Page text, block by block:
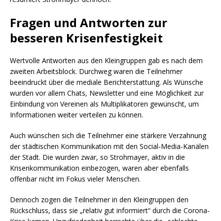
Fragen und Antworten zur
besseren Krisenfestigkeit
Wertvolle Antworten aus den Kleingruppen gab es nach dem
zweiten Arbeitsblock. Durchweg waren die Teilnehmer
beeindruckt über die mediale Berichterstattung. Als Wünsche
wurden vor allem Chats, Newsletter und eine Möglichkeit zur
Einbindung von Vereinen als Multiplikatoren gewünscht, um
Informationen weiter verteilen zu können.
Auch wünschen sich die Teilnehmer eine stärkere Verzahnung
der städtischen Kommunikation mit den Social-Media-Kanälen
der Stadt. Die wurden zwar, so Strohmayer, aktiv in die
Krisenkommunikation einbezogen, waren aber ebenfalls
offenbar nicht im Fokus vieler Menschen.
Dennoch zogen die Teilnehmer in den Kleingruppen den
Rückschluss, dass sie „relativ gut informiert“ durch die Corona-